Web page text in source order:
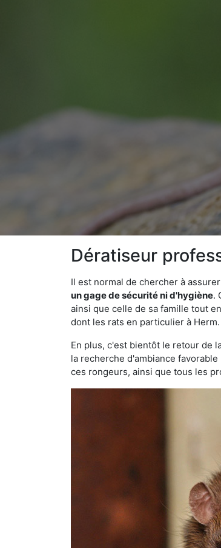
Dératiseur
Il est normal de chercher à
un gage de sécurité ni d'hygiène.
ainsi que celle de sa famille tout
dont les rats en particulier à
En plus, c'est bientôt le retour de
la recherche d'ambiance
ces rongeurs, ainsi que tous les